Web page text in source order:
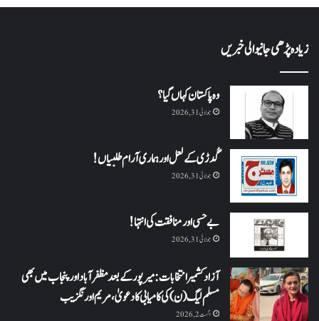
زیادہ پڑھی جانیوالی خبریں
وہ پاکستان کہاں گیا؟
جولائی 31, 2026
گُدڑی کے لعل اور ہماری آرام طلبیاں!
جولائی 31, 2026
بے حسی اور منافقت کی انتہا !
جولائی 31, 2026
آزاد کشمیر انتخابات: میرپور کے بعد مظفرآباد اور پنجاب میں بھی
مسلم لیگ (ن) کی کامیابی کا دعویٰ، مریم اورنگزیب
اگست 2, 2026